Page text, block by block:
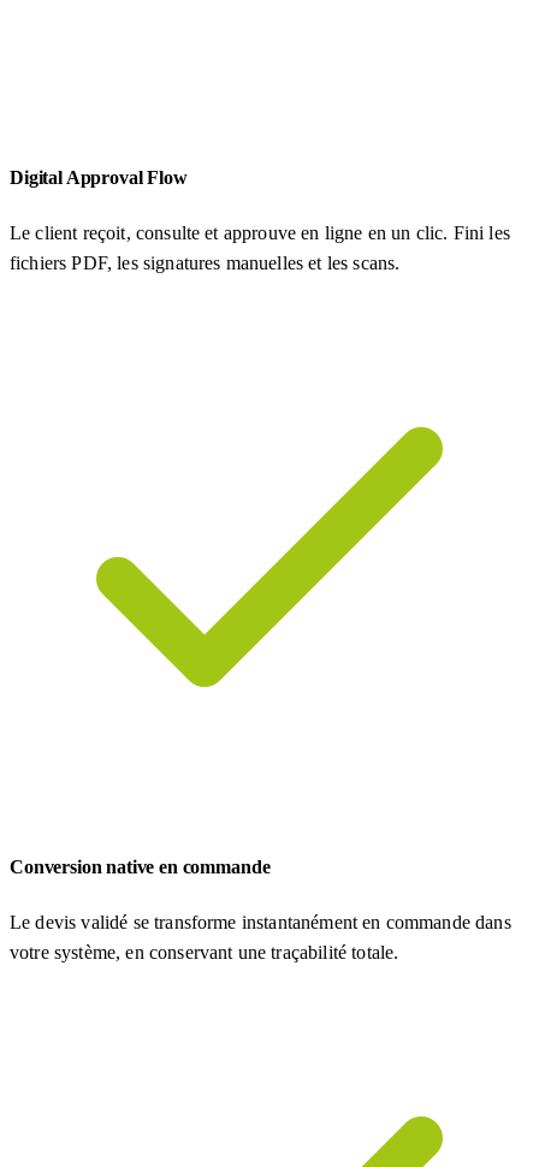
Digital Approval Flow
Le client reçoit, consulte et approuve en ligne en un clic. Fini les
fichiers PDF, les signatures manuelles et les scans.
Conversion native en commande
Le devis validé se transforme instantanément en commande dans
votre système, en conservant une traçabilité totale.